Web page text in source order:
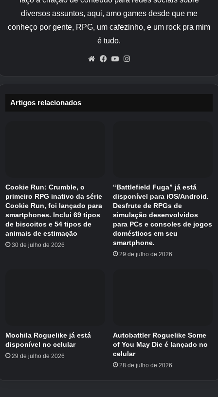
que há uma história original acompanhando o
jogo.
Depois de preparar seu Digimon, você monta
sua equipe, treina-os e entra em batalhas com
outros Tamers. Cartões Digimon e Digivices
adequadamente como eles funcionam.
adicionados antes do lançamento.
Pré-registro no Digimon Up
O pré-registro já está disponível no
para Android. Claro, existem
Visualmente, Digimon Up está apostando em
pixel art retrô. Você também encontrará vários
elementos Digimon familiares. Você pode dar
uma olhada no trailer mais recente para ter
diversos assuntos, aqui, amo games desde que me
conheço por gente, RPG, um cafezinho, e um rock pra mim
é tudo.
WebsiteFacebook
YouTube
Artigos relacionados
Cookie Run: Crumble, o
primeiro RPG inativo da série
Cookie Run, foi lançado para
smartphones. Inclui 69 tipos
de biscoitos e 54 tipos de
animais de estimação
30 de julho de 2026
“Battlefield Fuga” já está
disponível para iOS/Android.
Desfrute de RPGs de
simulação desenvolvidos
para PCs e consoles de jogos
domésticos em seu
smartphone.
29 de julho de 2026
Mochila Roguelike já está
disponível no celular
29 de julho de 2026
Autobattler Roguelike Some
of You May Die é lançado no
celular
28 de julho de 2026